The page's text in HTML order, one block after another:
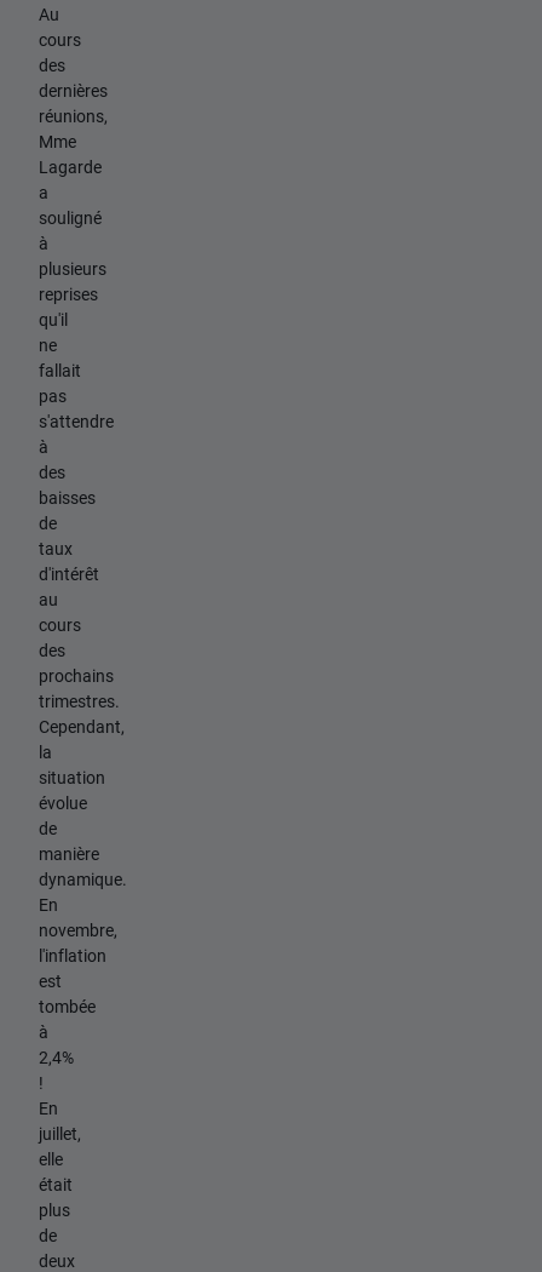
Au
cours
des
dernières
réunions,
Mme
Lagarde
a
souligné
à
plusieurs
reprises
qu'il
ne
fallait
pas
s'attendre
à
des
baisses
de
taux
d'intérêt
au
cours
des
prochains
trimestres.
Cependant,
la
situation
évolue
de
manière
dynamique.
En
novembre,
l'inflation
est
tombée
à
2,4%
!
En
juillet,
elle
était
plus
de
deux